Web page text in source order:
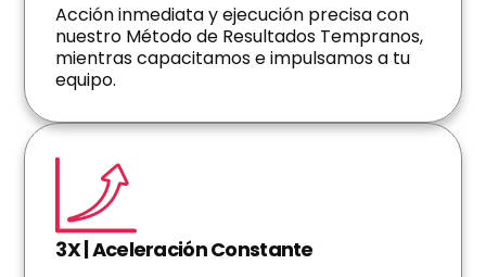
Acción inmediata y ejecución precisa con
nuestro Método de Resultados Tempranos,
mientras capacitamos e impulsamos a tu
equipo.
3X | Aceleración Constante